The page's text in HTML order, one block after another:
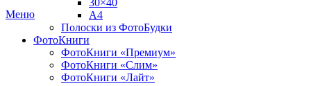
Меню
30×40
A4
Полоски из ФотоБудки
ФотоКниги
ФотоКниги «Премиум»
ФотоКниги «Слим»
ФотоКниги «Лайт»